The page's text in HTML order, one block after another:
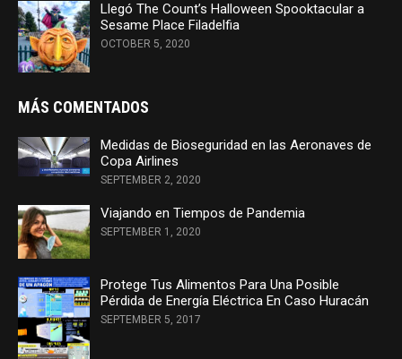
Llegó The Count’s Halloween Spooktacular a
Sesame Place Filadelfia
OCTOBER 5, 2020
MÁS COMENTADOS
Medidas de Bioseguridad en las Aeronaves de
Copa Airlines
SEPTEMBER 2, 2020
Viajando en Tiempos de Pandemia
SEPTEMBER 1, 2020
Protege Tus Alimentos Para Una Posible
Pérdida de Energía Eléctrica En Caso Huracán
SEPTEMBER 5, 2017